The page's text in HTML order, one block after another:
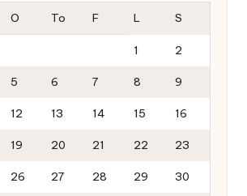
O To F L S
1 2
5 6 7 8 9
12 13 14 15 16
19 20 21 22 23
26 27 28 29 30